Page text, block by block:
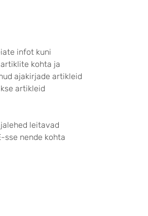
infot kuni
kohta ja
ajakirjade artikleid
artikleid
leitavad
sse nende kohta